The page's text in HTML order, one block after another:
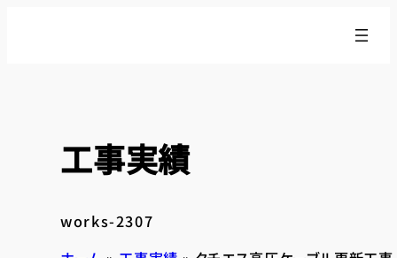
工事実績
works-2307